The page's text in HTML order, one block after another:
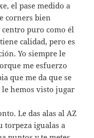
el pase medido a
corners bien
centro puro como él
calidad, pero es
Yo siempre le
me esfuerzo
que me da que se
hemos visto jugar
Le das alas al AZ
torpeza igualas a